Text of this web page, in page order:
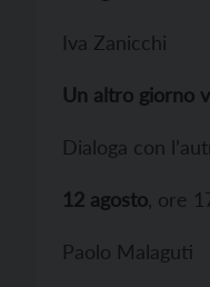
Iva Zanicchi
Un altro giorno
Dialoga con
12 agosto , ore
Paolo Malaguti